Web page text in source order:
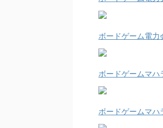
ボードゲーム電
ボードゲームマ
ボードゲームマハ